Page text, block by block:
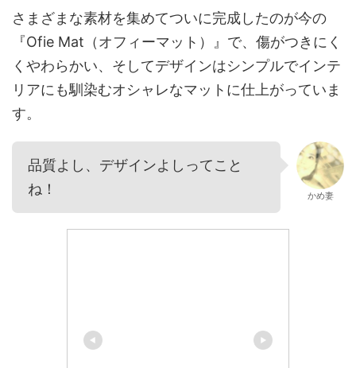
さまざまな素材を集めてついに完成したのが今の
『Ofie Mat（オフィーマット）』で、傷がつきにく
くやわらかい、そしてデザインはシンプルでインテ
リアにも馴染むオシャレなマットに仕上がっていま
す。
品質よし、デザインよしってこと
ね！
かめ妻